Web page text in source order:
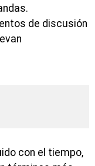
de discusión
con el tiempo,